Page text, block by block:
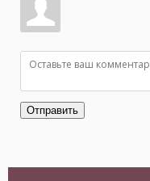
Отправить